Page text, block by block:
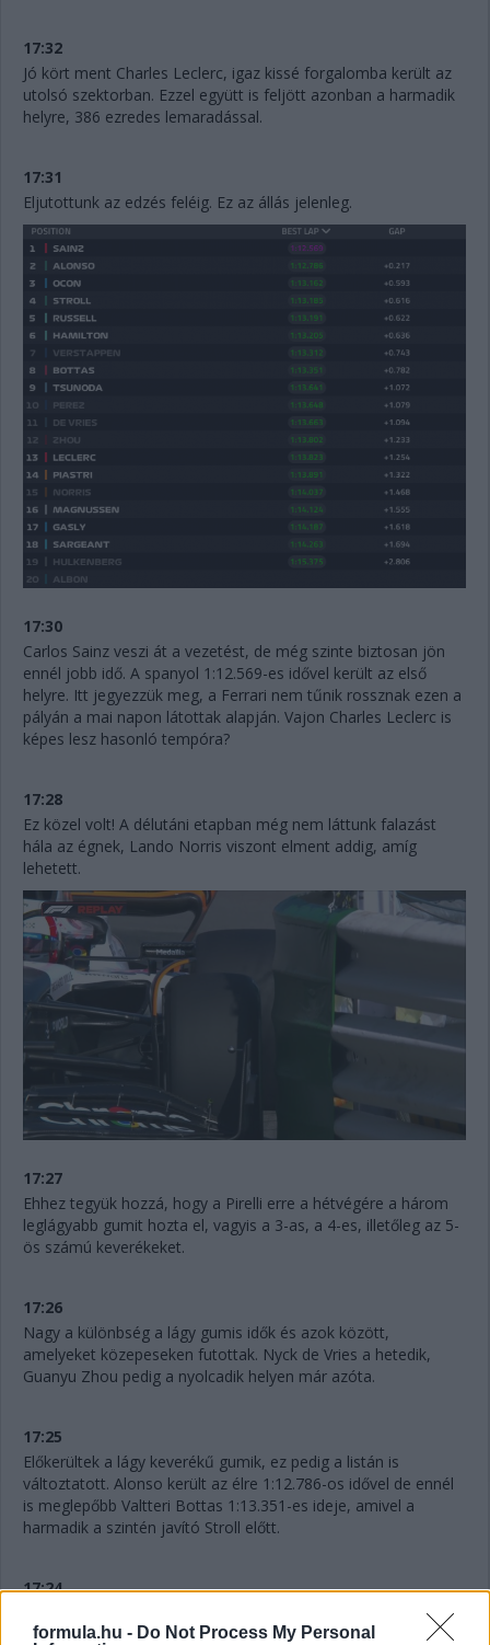
formula.hu - Do Not Process My Personal
17:32
Jó kört ment Charles Leclerc, igaz kissé forgalomba került az
utolsó szektorban. Ezzel együtt is feljött azonban a harmadik
helyre, 386 ezredes lemaradással.
17:31
Eljutottunk az edzés feléig. Ez az állás jelenleg.
17:30
Carlos Sainz veszi át a vezetést, de még szinte biztosan jön
ennél jobb idő. A spanyol 1:12.569-es idővel került az első
helyre. Itt jegyezzük meg, a Ferrari nem tűnik rossznak ezen a
pályán a mai napon látottak alapján. Vajon Charles Leclerc is
képes lesz hasonló tempóra?
17:28
Ez közel volt! A délutáni etapban még nem láttunk falazást
hála az égnek, Lando Norris viszont elment addig, amíg
lehetett.
17:27
Ehhez tegyük hozzá, hogy a Pirelli erre a hétvégére a három
leglágyabb gumit hozta el, vagyis a 3-as, a 4-es, illetőleg az 5-
ös számú keverékeket.
17:26
Nagy a különbség a lágy gumis idők és azok között,
amelyeket közepeseken futottak. Nyck de Vries a hetedik,
Guanyu Zhou pedig a nyolcadik helyen már azóta.
17:25
Előkerültek a lágy keverékű gumik, ez pedig a listán is
változtatott. Alonso került az élre 1:12.786-os idővel de ennél
is meglepőbb Valtteri Bottas 1:13.351-es ideje, amivel a
harmadik a szintén javító Stroll előtt.
17:24
Úgy látszik, Sainz elég fura helyzetekbe keveredik ma. Ezúttal
Perezzel akadt gondja, aki Hülkenberg útjából tért ki, de így